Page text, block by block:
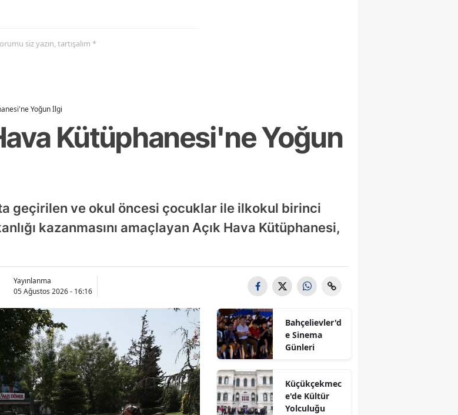
siz yazın, tartışalım *
Yoğun İlgi
Kütüphanesi'ne Yoğun
geçirilen ve okul öncesi çocuklar ile ilkokul birinci
kazanmasını amaçlayan Açık Hava Kütüphanesi,
Yayınlanma
05 Ağustos 2026 - 16:16
Bahçelievler'd
e Sinema
Günleri
Küçükçekmec
e'de Kültür
Yolculuğu